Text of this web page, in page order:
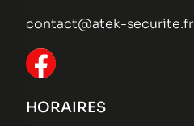
contact@atek-securite.fr
HORAIRES